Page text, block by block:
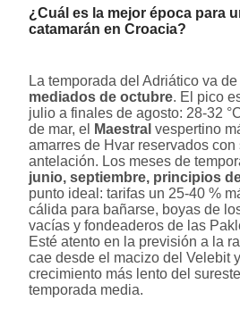
¿Cuál es la mejor época para
catamarán en Croacia?
La temporada del Adriático va de
mediados de octubre. El pico
julio a finales de agosto: 28-32
de mar, el
Maestral vespertino
amarres de Hvar reservados con
antelación. Los meses de
junio, septiembre, principios
punto ideal: tarifas un 25-40 %
cálida para bañarse, boyas de
vacías y fondeaderos de las
Esté atento en la previsión a la
cae desde el macizo del Velebit y
crecimiento más lento del
temporada media.